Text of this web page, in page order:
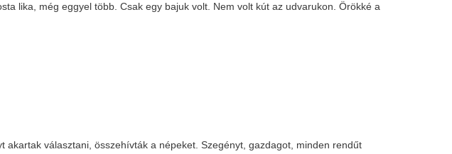
lika, még eggyel több. Csak egy bajuk volt. Nem volt kút az udvarukon. Örökké a
akartak választani, összehívták a népeket. Szegényt, gazdagot, minden rendűt